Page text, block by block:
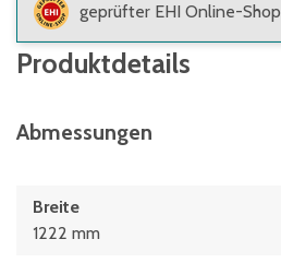
geprüfter EHI Online-Shop
Produktdetails
Abmessungen
Breite
1222 mm